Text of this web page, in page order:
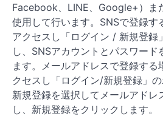
Facebook、LINE、Google+）ま
使用して行います。SNSで登録
アクセスし「ログイン / 新規登録
し、SNSアカウントとパスワード
ます。メールアドレスで登録す
クセスし「ログイン/新規登録」の
新規登録を選択してメールアドレ
し、新規登録をクリックします。